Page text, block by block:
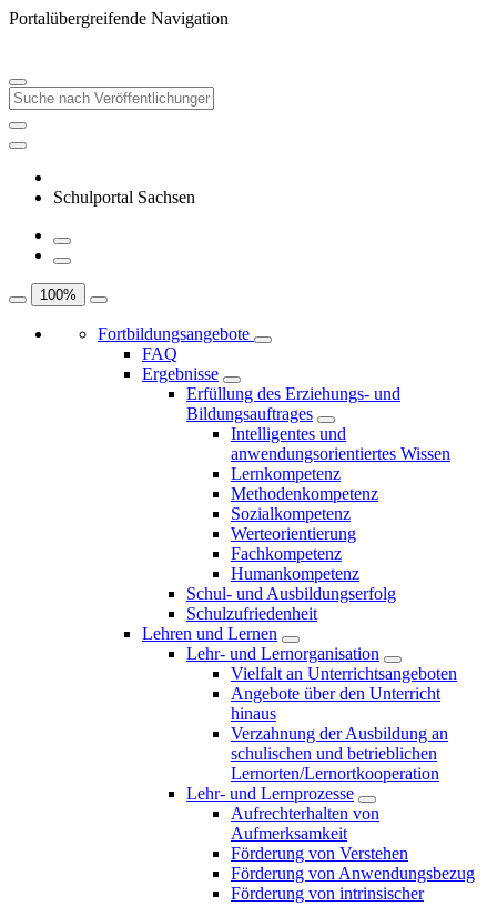
Portalübergreifende Navigation
Schulportal Sachsen
100%
Fortbildungsangebote
FAQ
Ergebnisse
Erfüllung des Erziehungs- und
Bildungsauftrages
Intelligentes und
anwendungsorientiertes Wissen
Lernkompetenz
Methodenkompetenz
Sozialkompetenz
Werteorientierung
Fachkompetenz
Humankompetenz
Schul- und Ausbildungserfolg
Schulzufriedenheit
Lehren und Lernen
Lehr- und Lernorganisation
Vielfalt an Unterrichtsangeboten
Angebote über den Unterricht
hinaus
Verzahnung der Ausbildung an
schulischen und betrieblichen
Lernorten/Lernortkooperation
Lehr- und Lernprozesse
Aufrechterhalten von
Aufmerksamkeit
Förderung von Verstehen
Förderung von Anwendungsbezug
Förderung von intrinsischer